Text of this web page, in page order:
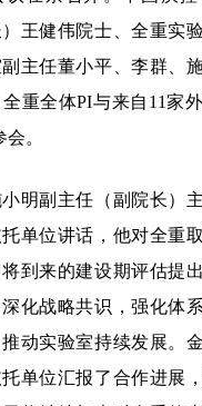
王健伟院士、全重实
主任董小平、李群、
重全体PI与来自11家
。
明副主任（副院长）
托单位讲话，他对全重
到来的建设期评估提
化战略共识，强化体
动实验室持续发展。
单位汇报了合作进展